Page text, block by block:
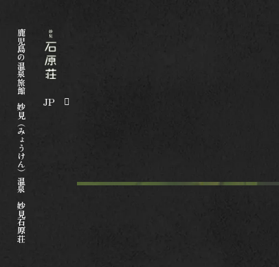
鹿児島の温泉旅館 妙見（みょうけん）温泉 妙見石原荘 JP